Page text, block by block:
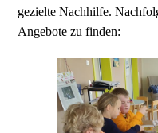
gezielte Nachhilfe.
Angebote zu finden: